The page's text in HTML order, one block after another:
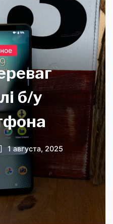
б/у
1 августа, 2025